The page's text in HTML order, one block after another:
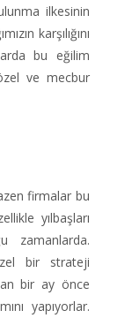
ilkesinin
karşılığını
bu eğilim
ve mecbur
firmalar bu
yılbaşları
zamanlarda.
bir strateji
bir ay önce
yapıyorlar.